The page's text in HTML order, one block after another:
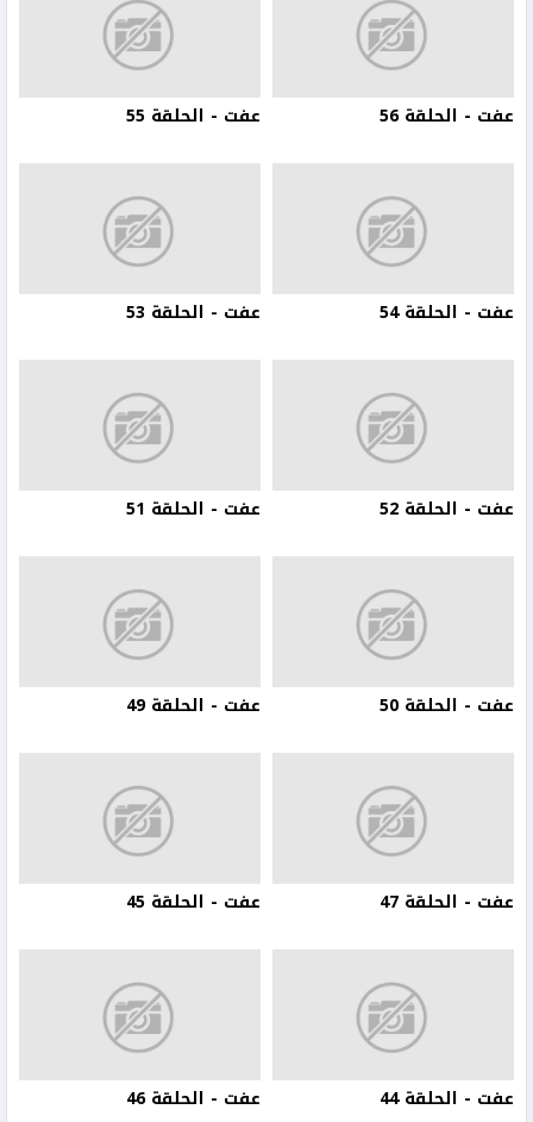
عفت - الحلقة 56 عفت - الحلقة 55
عفت - الحلقة 54 عفت - الحلقة 53
عفت - الحلقة 52 عفت - الحلقة 51
عفت - الحلقة 50 عفت - الحلقة 49
عفت - الحلقة 47 عفت - الحلقة 45
عفت - الحلقة 44 عفت - الحلقة 46